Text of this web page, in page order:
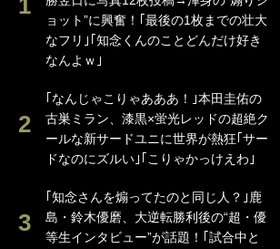
ョット”に興奮！｢最後の1枚までの壮大
なフリ｣｢知念くんのことどんだけ好き
なんよｗ｣
｢なんじゃこりゃあああ！｣本田圭佑の
古巣ミラン、漆黒×蛍光レッドの超絶ク
ールな新サードユニに世界が熱狂｢サー
ドなのにズルい｣｢こりゃかっけえわ｣
｢知念さんを煽ってたのと同じ人？｣鹿
島・鈴木優磨、大逆転勝利後の“超・優
等生インタビュー”が話題！｢試合中と